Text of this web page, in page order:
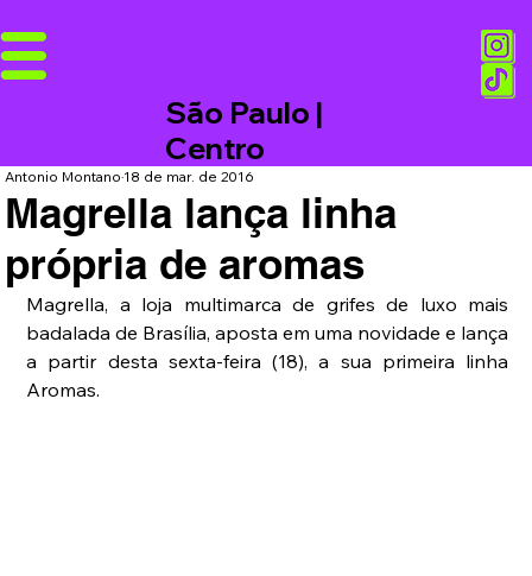
São Paulo |
Centro
Magrella lança linha
própria de aromas
Antonio Montano18 de mar. de 2016
Magrella, a loja multimarca de grifes de luxo mais
badalada de Brasília, aposta em uma novidade e lança
a partir desta sexta-feira (18), a sua primeira linha
Aromas.